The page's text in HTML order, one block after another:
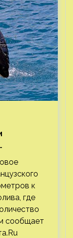
к
где
сообщает